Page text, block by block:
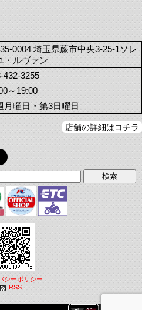
0004 埼玉県蕨市中央3-25-1ソレ
・ルヴァン
432-3255
～19:00
月曜日・第3日曜日
店舗の詳細はコチラ
シーポリシー
RSS